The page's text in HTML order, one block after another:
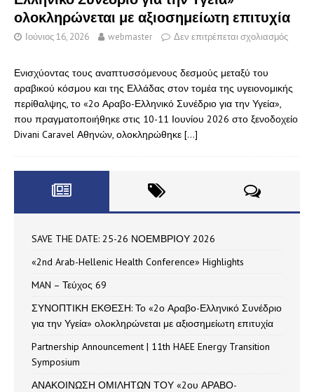
ολοκληρώνεται με αξιοσημείωτη επιτυχία
Ιούνιος 16, 2026 webmaster Δεν επιτρέπεται σχολιασμός
Ενισχύοντας τους αναπτυσσόμενους δεσμούς μεταξύ του
αραβικού κόσμου και της Ελλάδας στον τομέα της υγειονομικής
περίθαλψης, το «2ο Αραβο-Ελληνικό Συνέδριο για την Υγεία»,
που πραγματοποιήθηκε στις 10-11 Ιουνίου 2026 στο ξενοδοχείο
Divani Caravel Αθηνών, ολοκληρώθηκε […]
SAVE THE DATE: 25-26 ΝΟΕΜΒΡΙΟΥ 2026
«2nd Arab-Hellenic Health Conference» Highlights
MAN – Τεύχος 69
ΣΥΝΟΠΤΙΚΗ ΕΚΘΕΣΗ: Το «2ο Αραβο-Ελληνικό Συνέδριο
για την Υγεία» ολοκληρώνεται με αξιοσημείωτη επιτυχία
Partnership Announcement | 11th HAEE Energy Transition
Symposium
ΑΝΑΚΟΙΝΩΣΗ ΟΜΙΛΗΤΩΝ ΤΟΥ «2ου ΑΡΑΒΟ-